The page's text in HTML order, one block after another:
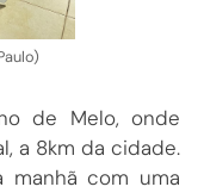
de Melo, onde
a 8km da cidade.
manhã com uma